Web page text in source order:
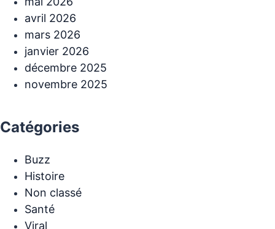
avril 2026
mars 2026
janvier 2026
décembre 2025
novembre 2025
Catégories
Buzz
Histoire
Non classé
Santé
Viral